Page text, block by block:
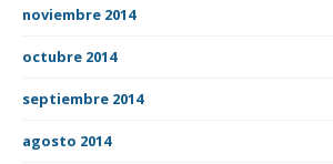
noviembre 2014
octubre 2014
septiembre 2014
agosto 2014